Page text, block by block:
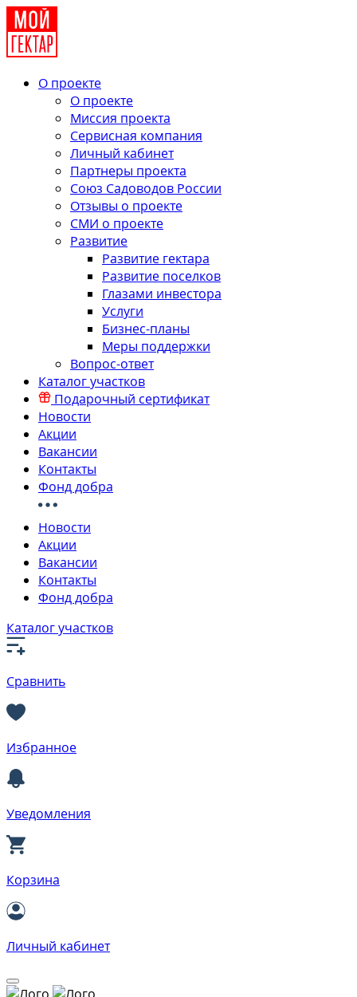
О проекте
О проекте
Миссия проекта
Сервисная компания
Личный кабинет
Партнеры проекта
Союз Садоводов России
Отзывы о проекте
СМИ о проекте
Развитие
Развитие гектара
Развитие поселков
Глазами инвестора
Услуги
Бизнес-планы
Меры поддержки
Вопрос-ответ
Каталог участков
Подарочный сертификат
Новости
Акции
Вакансии
Контакты
Фонд добра
Новости
Акции
Вакансии
Контакты
Фонд добра
Каталог участков
Сравнить
Избранное
Уведомления
Корзина
Личный кабинет